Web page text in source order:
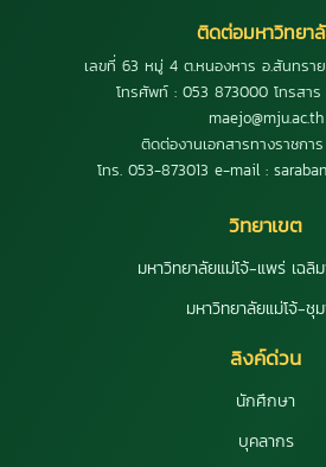
ติดต่อมหาวิทยา
เลขที่ 63 หมู่ 4 ต.หนองหาร อ.สันทรา
โทรศัพท์ : 053 873000 โทรสาร
maejo@mju.ac.th
ติดต่องานเอกสารทางราชกา
โทร. 053-873013 e-mail :
วิทยาเขต
มหาวิทยาลัยแม่โจ้-แพร่ เฉลิ
มหาวิทยาลัยแม่โจ้-ชุ
ลิงค์ด่วน
นักศึกษา
บุคลากร